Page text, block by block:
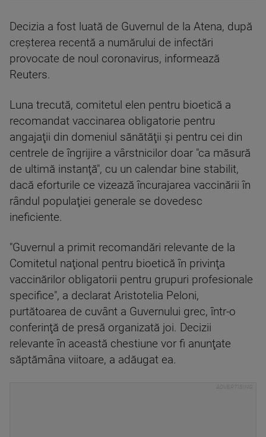
Decizia a fost luată de Guvernul de la Atena, după
creşterea recentă a numărului de infectări
provocate de noul coronavirus, informează
Reuters.
Luna trecută, comitetul elen pentru bioetică a
recomandat vaccinarea obligatorie pentru
angajaţii din domeniul sănătăţii şi pentru cei din
centrele de îngrijire a vârstnicilor doar "ca măsură
de ultimă instanţă", cu un calendar bine stabilit,
dacă eforturile ce vizează încurajarea vaccinării în
rândul populaţiei generale se dovedesc
ineficiente.
"Guvernul a primit recomandări relevante de la
Comitetul naţional pentru bioetică în privinţa
vaccinărilor obligatorii pentru grupuri profesionale
specifice", a declarat Aristotelia Peloni,
purtătoarea de cuvânt a Guvernului grec, într-o
conferinţă de presă organizată joi. Decizii
relevante în această chestiune vor fi anunţate
săptămâna viitoare, a adăugat ea.